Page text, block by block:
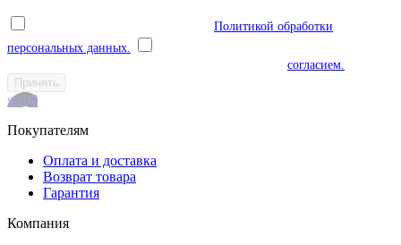
Политикой обработки
персональных данных.
согласием.
Принять
scroll
Покупателям
Оплата и доставка
Возврат товара
Гарантия
Компания